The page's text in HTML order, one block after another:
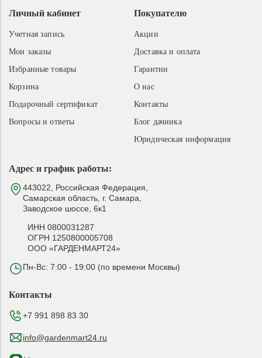
Адрес и график работы:
443022, Российская Федерация,
Самарская область, г. Самара,
Заводское шоссе, 6к1
ИНН 0800031287
ОГРН 1250800005708
ООО «ГАРДЕНМАРТ24»
Пн-Вс: 7:00 - 19:00 (по времени Москвы)
Покупателю
Акции
Доставка и оплата
Гарантии
О нас
Контакты
Блог дачника
Юридическая информация
Личный кабинет
Учетная запись
Мои заказы
Избранные товары
Корзина
Подарочный сертификат
Вопросы и ответы
Контакты
+7 991 898 83 30
info@gardenmart24.ru